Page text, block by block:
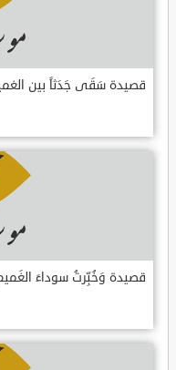
قصيدة سَقَى جَدَثاً بين
قصيدة وَخُبِّرتُ سوداءَ